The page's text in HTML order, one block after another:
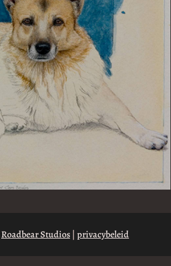
Roadbear Studios | privacybeleid